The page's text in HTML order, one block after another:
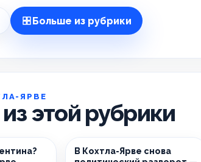
Больше из рубрики
ЯРВЕ
этой рубрики
В Кохтла-Ярве снова